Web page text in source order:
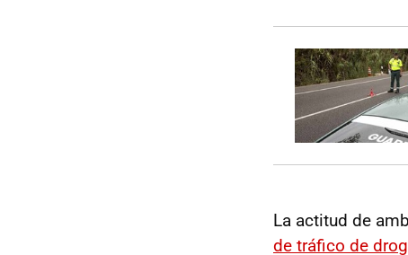
La actitud de
de tráfico de